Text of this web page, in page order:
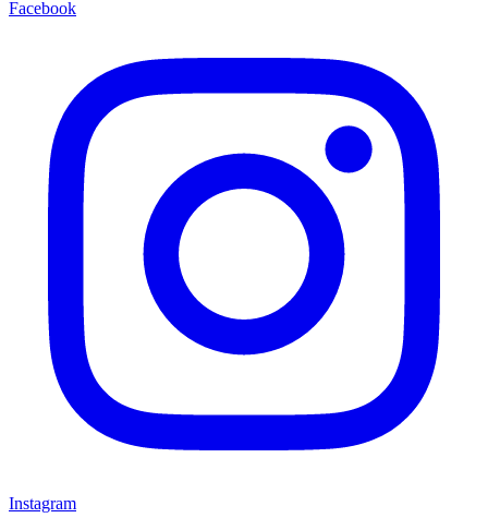
Facebook
Instagram